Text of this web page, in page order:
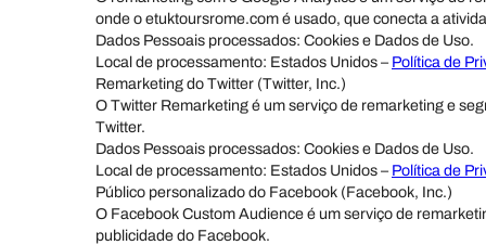
onde o etuktoursrome.com é usado, que conecta a
Dados Pessoais processados: Cookies e Dados de Uso.
Local de processamento: Estados Unidos – Política de
Remarketing do Twitter (Twitter, Inc.)
O Twitter Remarketing é um serviço de remarketing e
Twitter.
Dados Pessoais processados: Cookies e Dados de Uso.
Local de processamento: Estados Unidos – Política de
Público personalizado do Facebook (Facebook, Inc.)
O Facebook Custom Audience é um serviço de
publicidade do Facebook.